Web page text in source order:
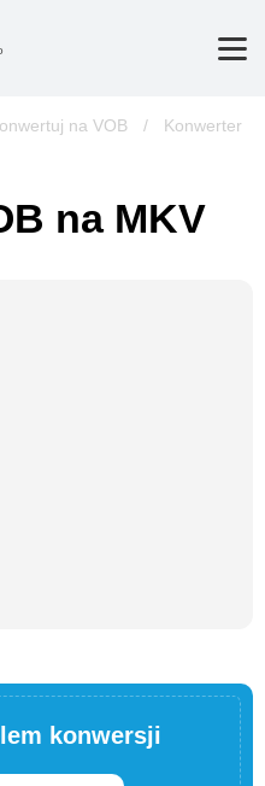
na VOB /
Konwerter
na MKV
konwersji